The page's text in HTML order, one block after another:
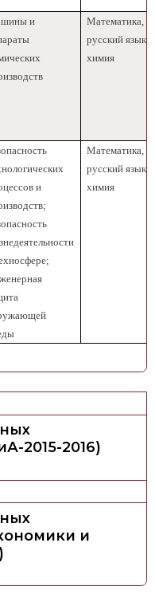
и
Математика,
русский язык,
химия
и
Математика,
русский язык,
химия
2015-2016)
и